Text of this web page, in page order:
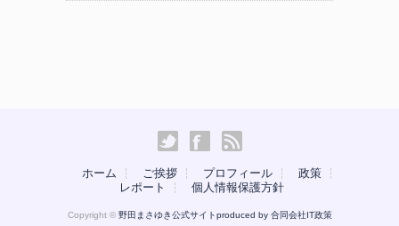
ホーム ご挨拶 プロフィール
政策
レポート
個人情報保護方針
Copyright © 野田まさゆき公式サイトproduced by 合同会社IT政策